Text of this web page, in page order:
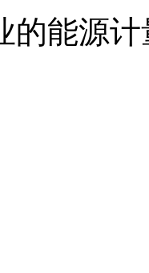
的能源